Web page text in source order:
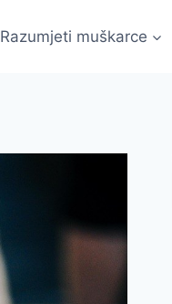
Razumjeti muškarce